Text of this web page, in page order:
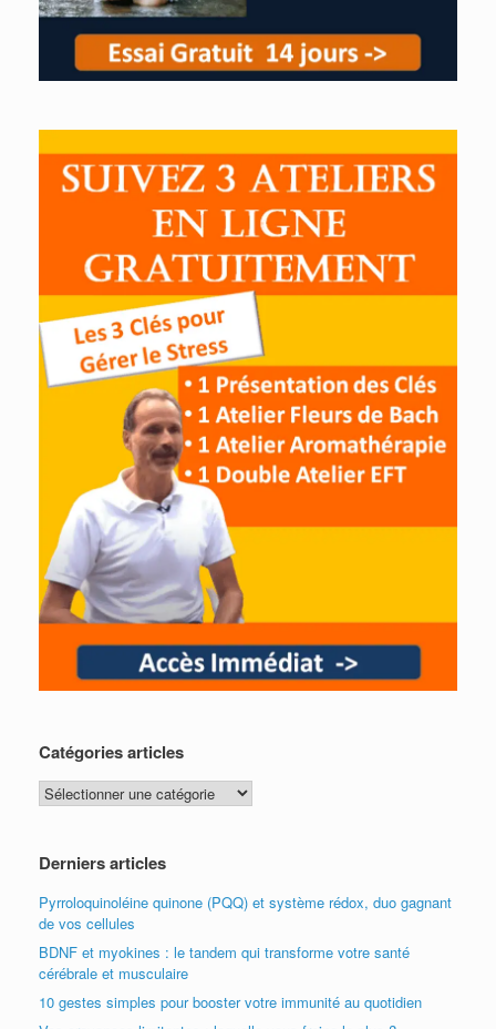
Catégories articles
Catégories
articles
Derniers articles
Pyrroloquinoléine quinone (PQQ) et système rédox, duo gagnant
de vos cellules
BDNF et myokines : le tandem qui transforme votre santé
cérébrale et musculaire
10 gestes simples pour booster votre immunité au quotidien